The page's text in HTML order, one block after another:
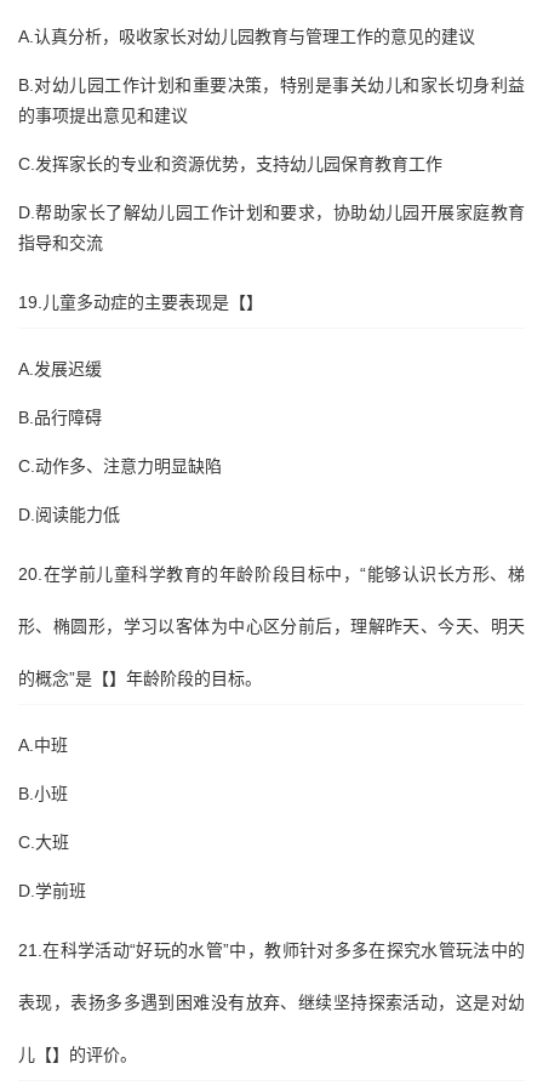
A.认真分析，吸收家长对幼儿园教育与管理工作的意见的建议
B.对幼儿园工作计划和重要决策，特别是事关幼儿和家长切身利益
的事项提出意见和建议
C.发挥家长的专业和资源优势，支持幼儿园保育教育工作
D.帮助家长了解幼儿园工作计划和要求，协助幼儿园开展家庭教育
指导和交流
19.儿童多动症的主要表现是【】
A.发展迟缓
B.品行障碍
C.动作多、注意力明显缺陷
D.阅读能力低
20.在学前儿童科学教育的年龄阶段目标中，“能够认识长方形、梯
形、椭圆形，学习以客体为中心区分前后，理解昨天、今天、明天
的概念”是【】年龄阶段的目标。
A.中班
B.小班
C.大班
D.学前班
21.在科学活动“好玩的水管”中，教师针对多多在探究水管玩法中的
表现，表扬多多遇到困难没有放弃、继续坚持探索活动，这是对幼
儿【】的评价。